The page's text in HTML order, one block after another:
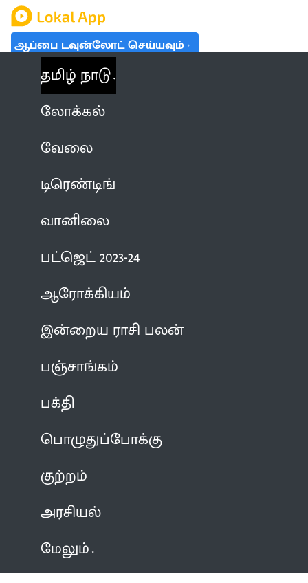
ஆப்பை டவுன்லோட் செய்யவும்
தமிழ் நாடு
லோக்கல்
வேலை
டிரெண்டிங்
வானிலை
பட்ஜெட் 2023-24
ஆரோக்கியம்
இன்றைய ராசி பலன்
பஞ்சாங்கம்
பக்தி
பொழுதுப்போக்கு
குற்றம்
அரசியல்
மேலும்